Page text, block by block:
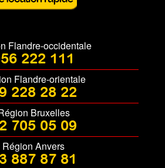
Flandre-occidentale
222 111
Flandre-orientale
228 28 22
Bruxelles
705 05 09
Région Anvers
887 87 81